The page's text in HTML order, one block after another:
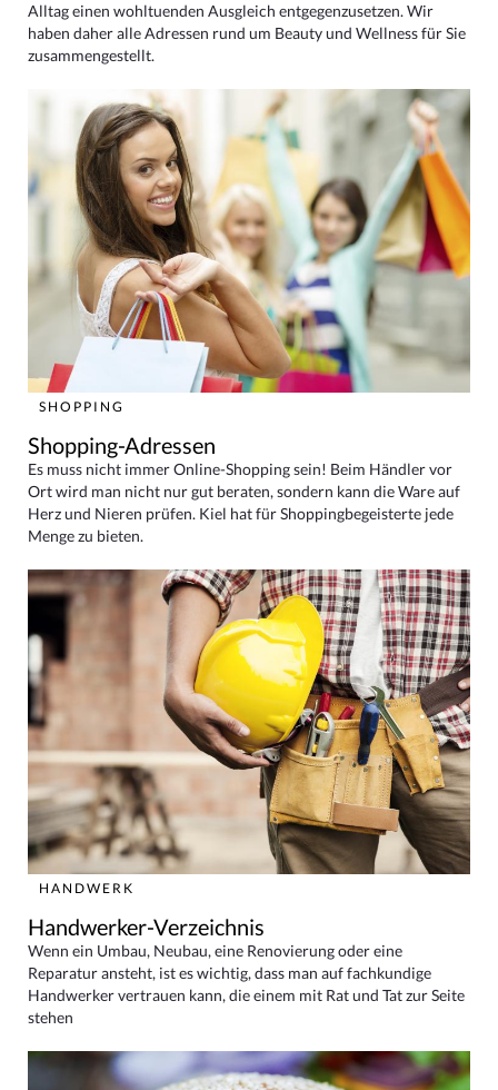
Alltag einen wohltuenden Ausgleich entgegenzusetzen. Wir
haben daher alle Adressen rund um Beauty und Wellness für Sie
zusammengestellt.
SHOPPING
Shopping-Adressen
Es muss nicht immer Online-Shopping sein! Beim Händler vor
Ort wird man nicht nur gut beraten, sondern kann die Ware auf
Herz und Nieren prüfen. Kiel hat für Shoppingbegeisterte jede
Menge zu bieten.
HANDWERK
Handwerker-Verzeichnis
Wenn ein Umbau, Neubau, eine Renovierung oder eine
Reparatur ansteht, ist es wichtig, dass man auf fachkundige
Handwerker vertrauen kann, die einem mit Rat und Tat zur Seite
stehen